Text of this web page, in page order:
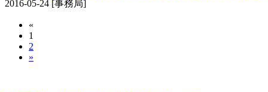
2016-05-24 [事務局]
«
1
2
»